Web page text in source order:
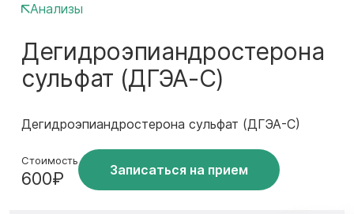
Анализы
Дегидроэпиандростерона
сульфат (ДГЭА-С)
Дегидроэпиандростерона сульфат (ДГЭА-С)
Стоимость
600₽ Записаться на прием